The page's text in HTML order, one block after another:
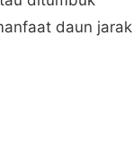
daun jarak